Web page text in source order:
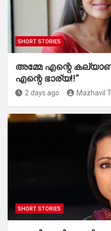
SHORT STORIES
അമ്മേ എന്റെ
എന്റെ ഭാര്യ!!”
2 days ago Mazhavil
SHORT STORIES